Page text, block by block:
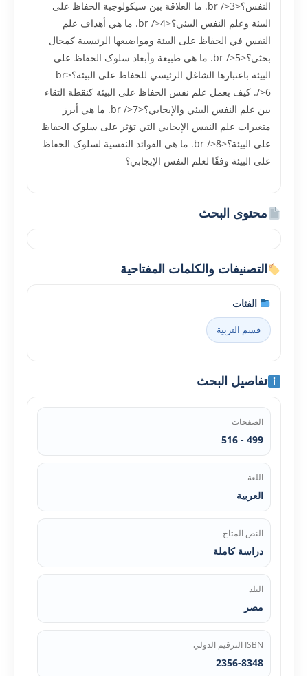
النفس؟<br />3. ما العلاقة بين سيکولوجية الحفاظ على
البيئة وعلم النفس البيئي؟<br />4. ما هي أهداف علم
النفس في الحفاظ على البيئة ومواضيعها الرئيسية کمجال
بحثي؟<br />5. ما هي طبيعة وأبعاد سلوک الحفاظ على
البيئة باعتبارها الشاغل الرئيسي للحفاظ على البيئة؟<br
/>6. کيف يعمل علم نفس الحفاظ على البيئة کنقطة التقاء
بين علم النفس البيئي والإيجابي؟<br />7. ما هي أبرز
متغيرات علم النفس الإيجابي التي تؤثر على سلوک الحفاظ
على البيئة؟<br />8. ما هي الفوائد النفسية لسلوک الحفاظ
على البيئة وفقًا لعلم النفس الإيجابي؟
محتوى البحث
التصنيفات والكلمات المفتاحية
الفئات
قسم التربية
تفاصيل البحث
الصفحات
499 - 516
اللغة
العربية
النص المتاح
دراسة كاملة
البلد
مصر
ISBN الترقيم الدولي
2356-8348